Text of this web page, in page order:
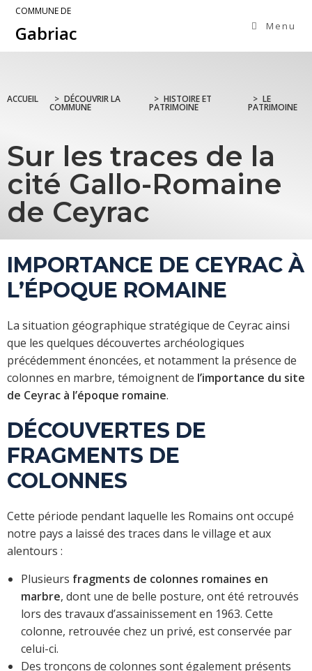
COMMUNE DE
Gabriac Menu
ACCUEIL > DÉCOUVRIR LA
COMMUNE
> HISTOIRE ET
PATRIMOINE
> LE
PATRIMOINE
Sur les traces de la
cité Gallo-Romaine
de Ceyrac
IMPORTANCE DE CEYRAC À
L’ÉPOQUE ROMAINE
La situation géographique stratégique de Ceyrac ainsi
que les quelques découvertes archéologiques
précédemment énoncées, et notamment la présence de
colonnes en marbre, témoignent de l’importance du site
de Ceyrac à l’époque romaine.
DÉCOUVERTES DE
FRAGMENTS DE
COLONNES
Cette période pendant laquelle les Romains ont occupé
notre pays a laissé des traces dans le village et aux
alentours :
Plusieurs fragments de colonnes romaines en
marbre, dont une de belle posture, ont été retrouvés
lors des travaux d’assainissement en 1963. Cette
colonne, retrouvée chez un privé, est conservée par
celui-ci.
Des tronçons de colonnes sont également présents